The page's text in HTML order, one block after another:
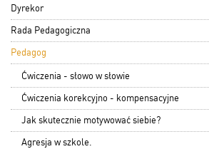
Dyrekor
Rada Pedagogiczna
Pedagog
Ćwiczenia - słowo w słowie
Ćwiczenia korekcyjno - kompensacyjne
Jak skutecznie motywować siebie?
Agresja w szkole.